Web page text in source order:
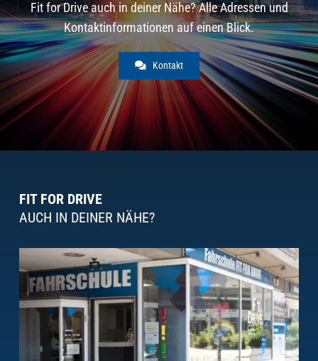
Fit for Drive auch in deiner Nähe? Alle Adressen und
Kontaktinformationen auf einen Blick.
Kontakt
FIT FOR DRIVE
AUCH IN DEINER NÄHE?